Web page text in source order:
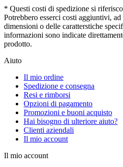
* Questi costi di spedizione si
Potrebbero esserci costi aggiuntivi, ad
dimensioni o delle caratterstiche
informazioni sono indicate
prodotto.
Aiuto
Il mio ordine
Spedizione e consegna
Resi e rimborsi
Opzioni di pagamento
Promozioni e buoni acquisto
Hai bisogno di ulteriore aiuto?
Clienti aziendali
Il mio account
Il mio account